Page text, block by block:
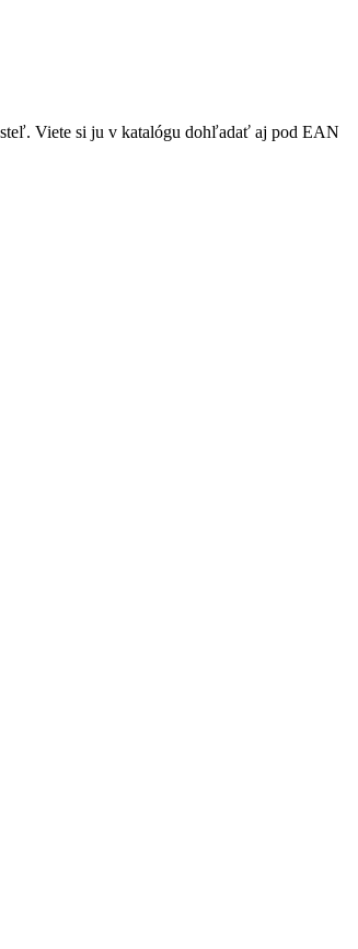
Viete si ju v katalógu dohľadať aj pod EAN